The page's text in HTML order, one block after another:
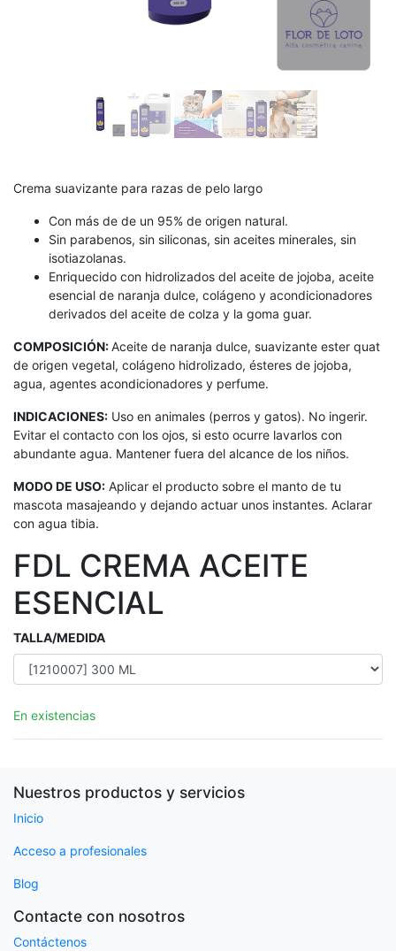
Crema suavizante para razas de pelo largo
Con más de de un 95% de origen natural.
Sin parabenos, sin siliconas, sin aceites minerales, sin
isotiazolanas.
Enriquecido con hidrolizados del aceite de jojoba, aceite
esencial de naranja dulce, colágeno y acondicionadores
derivados del aceite de colza y la goma guar.
COMPOSICIÓN:Aceite de naranja dulce, suavizante ester quat
de origen vegetal, colágeno hidrolizado, ésteres de jojoba,
agua, agentes acondicionadores y perfume.
INDICACIONES: Uso en animales (perros y gatos). No ingerir.
Evitar el contacto con los ojos, si esto ocurre lavarlos con
abundante agua. Mantener fuera del alcance de los niños.
MODO DE USO: Aplicar el producto sobre el manto de tu
mascota masajeando y dejando actuar unos instantes. Aclarar
con agua tibia.
FDL CREMA ACEITE
ESENCIAL
TALLA/MEDIDA
En existencias
Nuestros productos y servicios
Inicio
Acceso a profesionales
Blog
Contacte con nosotros
Contáctenos